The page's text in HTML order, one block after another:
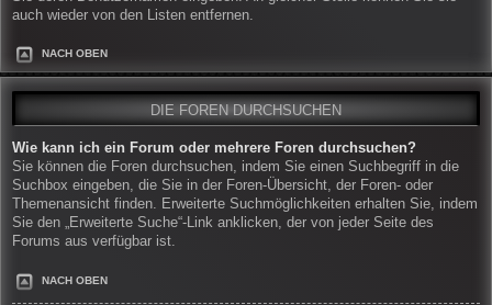
auch wieder von den Listen entfernen.
NACH OBEN
DIE FOREN DURCHSUCHEN
Wie kann ich ein Forum oder mehrere Foren durchsuchen?
Sie können die Foren durchsuchen, indem Sie einen Suchbegriff in die
Suchbox eingeben, die Sie in der Foren-Übersicht, der Foren- oder
Themenansicht finden. Erweiterte Suchmöglichkeiten erhalten Sie, indem
Sie den „Erweiterte Suche“-Link anklicken, der von jeder Seite des
Forums aus verfügbar ist.
NACH OBEN